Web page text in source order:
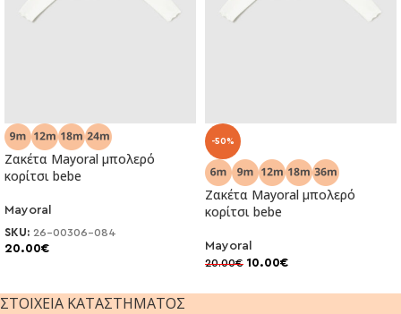
Ζακέτα Mayoral μπολερό
κορίτσι bebe
Mayoral
SKU: 26-00306-084
20.00€
-50%
Ζακέτα Mayoral μπολερό
κορίτσι bebe
Mayoral
20.00€ 10.00€
ΣΤΟΙΧΕΊΑ ΚΑΤΑΣΤΉΜΑΤΟΣ